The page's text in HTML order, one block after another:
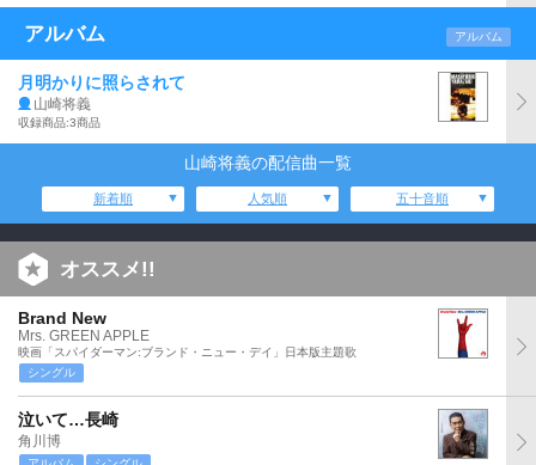
アルバム アルバム
月明かりに照らされて
山崎将義
収録商品:3商品
山崎将義の配信曲一覧
新着順 人気順 五十音順
オススメ!!
Brand New
Mrs. GREEN APPLE
映画「スパイダーマン:ブランド・ニュー・デイ」日本版主題歌
シングル
泣いて…長崎
角川博